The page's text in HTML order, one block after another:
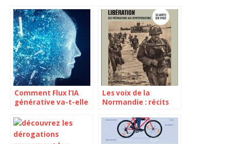
Comment Flux l’IA
générative va-t-elle
quotidien ?
Les voix de la
Normandie : récits
sur le Débarquement